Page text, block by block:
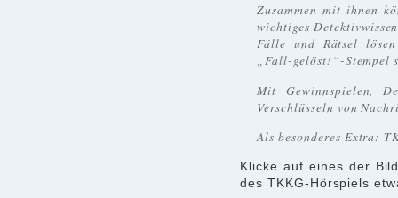
Zusammen mit ihnen
wichtiges
Fälle und Rätsel
„Fall-gelöst!“-Stempel
Mit Gewinnspielen,
Verschlüsseln von
Als besonderes Extra:
Klicke auf eines der
des TKKG-Hörspiels